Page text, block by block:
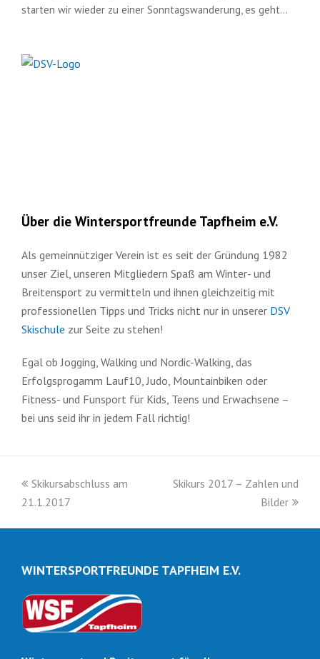
starten wir wieder zu einer Sonntagswanderung, es geht…
Über die Wintersportfreunde Tapfheim e.V.
Als gemeinnütziger Verein ist es seit der Gründung 1982
unser Ziel, unseren Mitgliedern Spaß am Winter- und
Breitensport zu vermitteln und ihnen gleichzeitig mit
professionellen Tipps und Tricks nicht nur in unserer DSV
Skischule zur Seite zu stehen!
Egal ob Jogging, Walking und Nordic-Walking, das
Erfolgsprogamm Lauf10, Judo, Mountainbiken oder
Fitness- und Funsport für Kids, Teens und Erwachsene –
bei uns seid ihr in jedem Fall richtig!
vorheriger
Beitrag:
Skikursabschluss am
21.1.2017
Nächster
Skikurs 2017 – Zahlen und
Bilder
WINTERSPORTFREUNDE TAPFHEIM E.V.